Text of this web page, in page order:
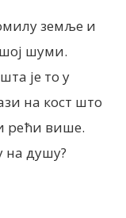
земље и
шуми.
је то у
на кост што
рећи више.
на душу?